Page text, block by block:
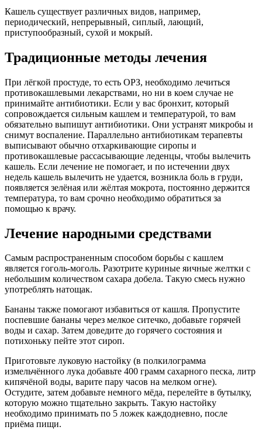
Кашель существует различных видов, например,
периодический, непрерывный, сиплый, лающий,
приступообразный, сухой и мокрый.
Традиционные методы лечения
При лёгкой простуде, то есть ОРЗ, необходимо лечиться
противокашлевыми лекарствами, но ни в коем случае не
принимайте антибиотики. Если у вас бронхит, который
сопровождается сильным кашлем и температурой, то вам
обязательно выпишут антибиотики. Они устранят микробы и
снимут воспаление. Параллельно антибиотикам терапевты
выписывают обычно отхаркивающие сиропы и
противокашлевые рассасывающие леденцы, чтобы вылечить
кашель. Если лечение не помогает, и по истечении двух
недель кашель вылечить не удается, возникла боль в груди,
появляется зелёная или жёлтая мокрота, постоянно держится
температура, то вам срочно необходимо обратиться за
помощью к врачу.
Лечение народными средствами
Самым распространенным способом борьбы с кашлем
является гоголь-моголь. Разотрите куриные яичные желтки с
небольшим количеством сахара добела. Такую смесь нужно
употреблять натощак.
Бананы также помогают избавиться от кашля. Пропустите
поспевшие бананы через мелкое ситечко, добавьте горячей
воды и сахар. Затем доведите до горячего состояния и
потихоньку пейте этот сироп.
Приготовьте луковую настойку (в полкилограмма
измельчённого лука добавьте 400 грамм сахарного песка, литр
кипячёной воды, варите пару часов на мелком огне).
Остудите, затем добавьте немного мёда, перелейте в бутылку,
которую можно тщательно закрыть. Такую настойку
необходимо принимать по 5 ложек каждодневно, после
приёма пищи.